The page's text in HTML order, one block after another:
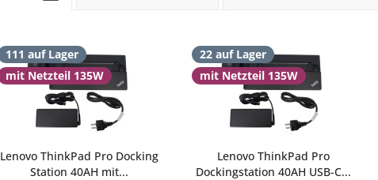
111 auf Lager
mit Netzteil 135W
Lenovo ThinkPad Pro Docking
Station 40AH mit...
22 auf Lager
mit Netzteil 135W
Lenovo ThinkPad Pro
Dockingstation 40AH USB-C...